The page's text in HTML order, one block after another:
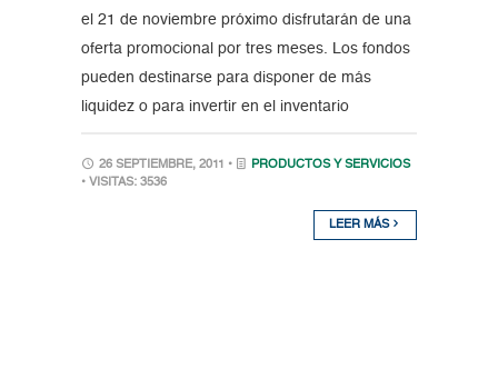
el 21 de noviembre próximo disfrutarán de una
oferta promocional por tres meses. Los fondos
pueden destinarse para disponer de más
liquidez o para invertir en el inventario
26 SEPTIEMBRE, 2011 •
PRODUCTOS Y SERVICIOS
• VISITAS: 3536
LEER MÁS